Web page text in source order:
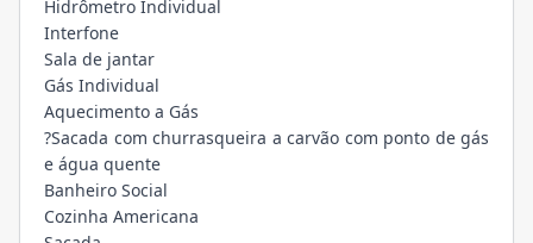
Hidrômetro Individual
Interfone
Sala de jantar
Gás Individual
Aquecimento a Gás
?Sacada com churrasqueira a carvão com ponto de gás
e água quente
Banheiro Social
Cozinha Americana